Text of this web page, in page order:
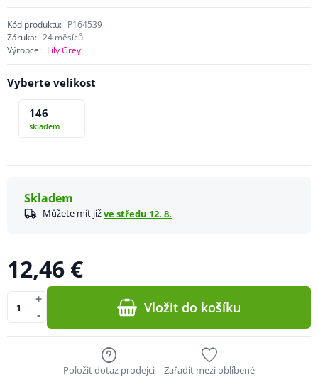
Kód produktu: P164539
Záruka: 24 měsíců
Výrobce: Lily Grey
Vyberte velikost
146
skladem
Skladem
Můžete mít jižve středu 12. 8.
12,46 €
-
+ Vložit do košíku
Položit dotaz prodejci Zařadit mezi oblíbené